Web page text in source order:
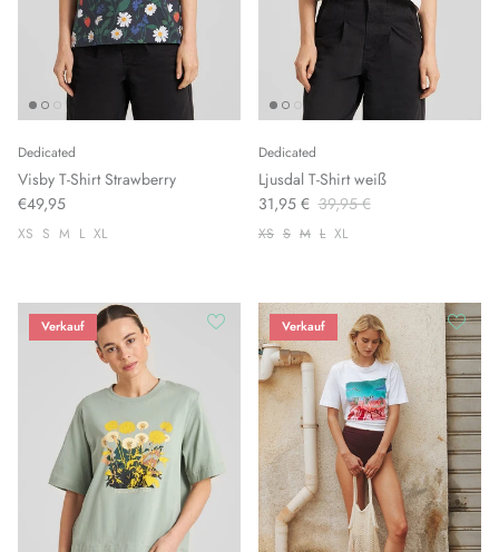
Dedicated
Visby T-Shirt Strawberry
€49,95
XS S M L XL
Dedicated
Ljusdal T-Shirt weiß
31,95 € 39,95 €
XS S M L XL
Verkauf Verkauf